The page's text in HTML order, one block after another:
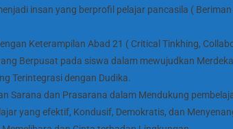
insan yang berprofil pelajar pancasila (
Keterampilan Abad 21 ( Critical Tinkhing,
Berpusat pada siswa dalam mewujudkan
Terintegrasi dengan Dudika.
Sarana dan Prasarana dalam Mendukung
yang efektif, Kondusif, Demokratis, dan